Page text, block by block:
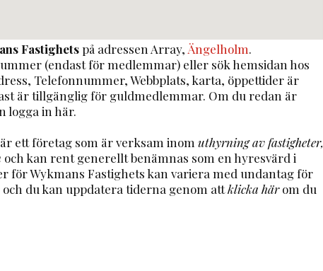
Fastighetspå adressen Array, Ängelholm.
(endast för medlemmar) eller sök hemsidan hos
Telefonnummer, Webbplats, karta, öppettider är
är tillgänglig för guldmedlemmar. Om du redan är
logga in här.
ett företag som är verksam inomuthyrning av fastigheter,
och kan rent generellt benämnas som en hyresvärd i
för Wykmans Fastighets kan variera med undantag för
du kan uppdatera tiderna genom attklicka härom du